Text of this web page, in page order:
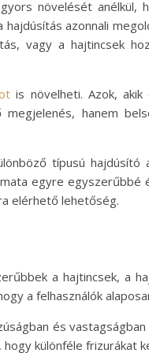
növelését anélkül,
azonnali
vagy a hajtincsek
is növelheti. Azok,
megjelenés, hanem
típusú hajdúsító
egyre
elérhető lehetőség.
a hajtincsek, a
a felhasználók
és
különféle frizurákat